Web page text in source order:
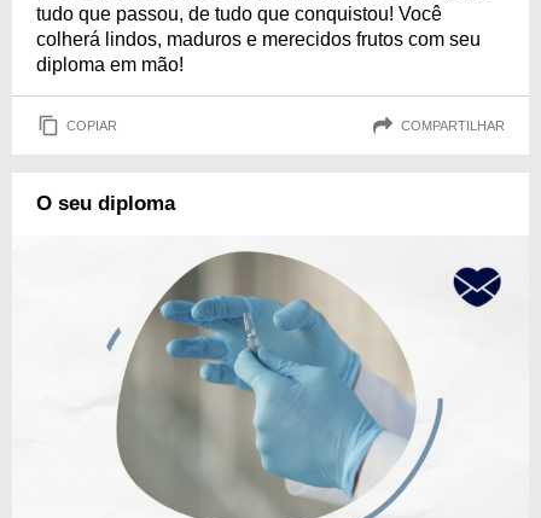
tudo que passou, de tudo que conquistou! Você
colherá lindos, maduros e merecidos frutos com seu
diploma em mão!
COPIAR COMPARTILHAR
O seu diploma